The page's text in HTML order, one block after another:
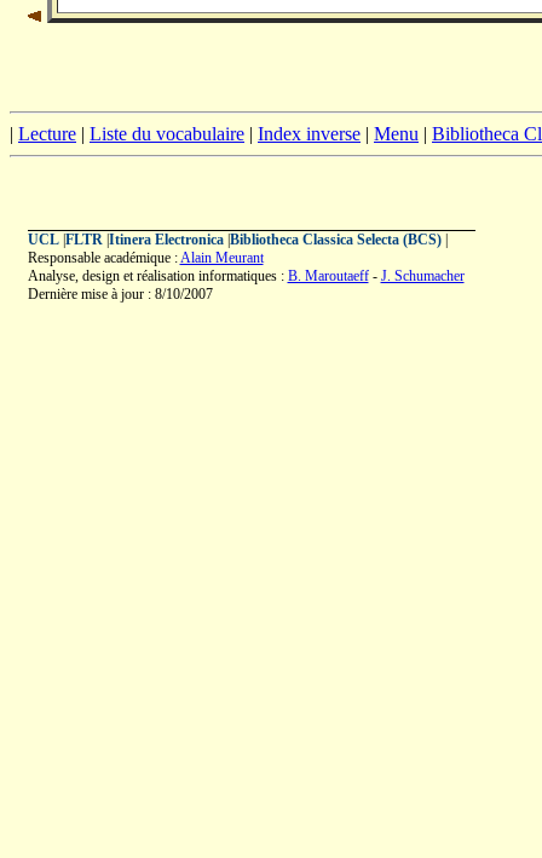
| Lecture | Liste du vocabulaire | Index inverse | Menu | Bibliotheca
UCL| FLTR| Itinera Electronica| Bibliotheca Classica Selecta (BCS)|
Responsable académique :Alain Meurant
Analyse, design et réalisation informatiques : B. Maroutaeff- J. Schumacher
Dernière mise à jour : 8/10/2007